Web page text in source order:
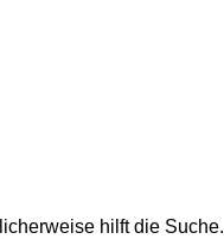
hilft die Suche.